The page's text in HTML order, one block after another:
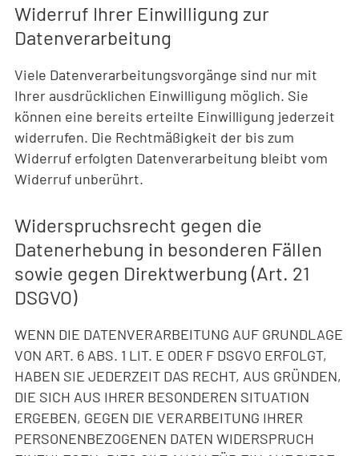
Widerruf Ihrer Einwilligung zur
Datenverarbeitung
Viele Datenverarbeitungsvorgänge sind nur mit
Ihrer ausdrücklichen Einwilligung möglich. Sie
können eine bereits erteilte Einwilligung jederzeit
widerrufen. Die Rechtmäßigkeit der bis zum
Widerruf erfolgten Datenverarbeitung bleibt vom
Widerruf unberührt.
Widerspruchsrecht gegen die
Datenerhebung in besonderen Fällen
sowie gegen Direktwerbung (Art. 21
DSGVO)
WENN DIE DATENVERARBEITUNG AUF GRUNDLAGE
VON ART. 6 ABS. 1 LIT. E ODER F DSGVO ERFOLGT,
HABEN SIE JEDERZEIT DAS RECHT, AUS GRÜNDEN,
DIE SICH AUS IHRER BESONDEREN SITUATION
ERGEBEN, GEGEN DIE VERARBEITUNG IHRER
PERSONENBEZOGENEN DATEN WIDERSPRUCH